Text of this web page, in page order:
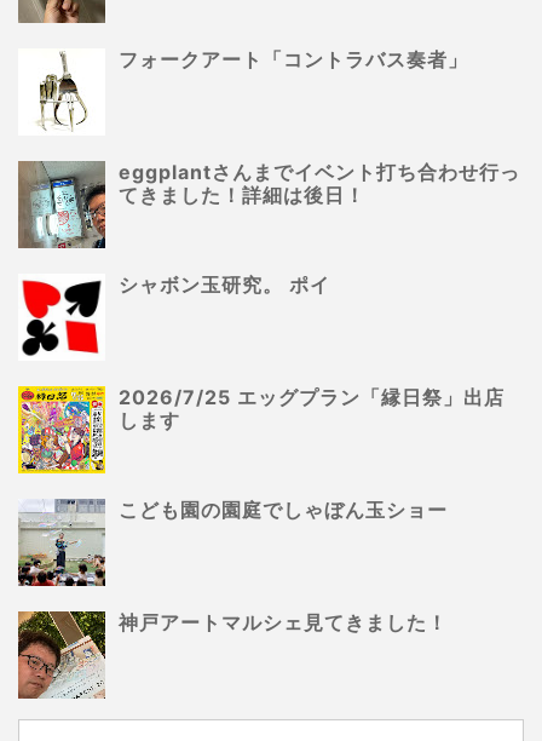
フォークアート「コントラバス奏者」
eggplantさんまでイベント打ち合わせ行っ
てきました！詳細は後日！
シャボン玉研究。 ポイ
2026/7/25 エッグプラン「縁日祭」出店
します
こども園の園庭でしゃぼん玉ショー
神戸アートマルシェ見てきました！